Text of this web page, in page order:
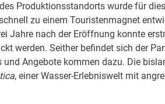
Produktionsstandorts wurde für
zu einem Touristenmagnet
Jahre nach der Eröffnung konnte
werden. Seither befindet sich der
und Angebote kommen dazu. Die
, einer Wasser-Erlebniswelt mit